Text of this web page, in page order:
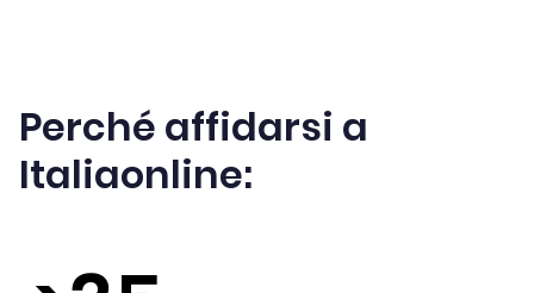
Perché affidarsi a
Italiaonline: